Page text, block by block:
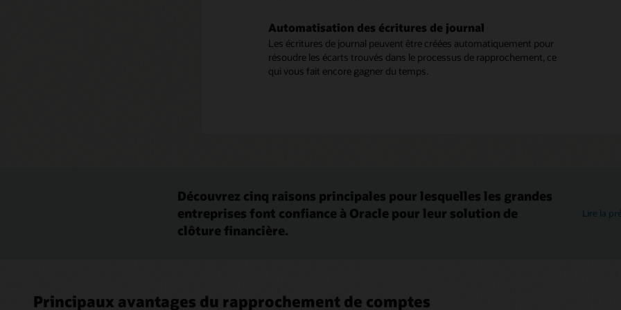
Automatisation des écritures de journal
Les écritures de journal peuvent être créées automatiquement pour
résoudre les écarts trouvés dans le processus de rapprochement, ce
qui vous fait encore gagner du temps.
Découvrez cinq raisons principales pour lesquelles les grandes
entreprises font confiance à Oracle pour leur solution de
clôture financière.
Lire la
Principaux avantages du rapprochement de comptes